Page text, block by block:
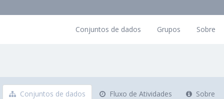
Conjuntos de dados Grupos Sobre
Conjuntos de dados Fluxo de Atividades Sobre